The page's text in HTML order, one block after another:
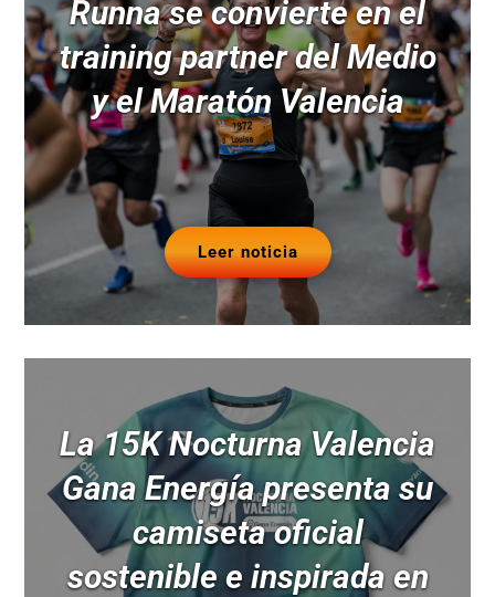
Runna se convierte en el
training partner del Medio
y el Maratón Valencia
Leer noticia
La 15K Nocturna Valencia
Gana Energía presenta su
camiseta oficial
sostenible e inspirada en